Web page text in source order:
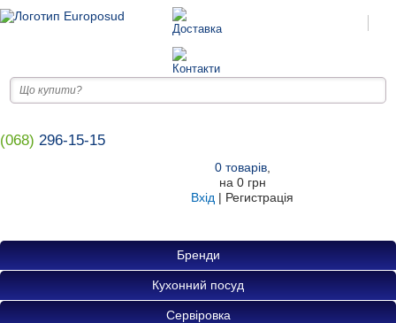
(068) 296-15-15
0товарів,
на 0 грн
Вхід | Регистрація
Бренди
Кухонний посуд
Сервіровка